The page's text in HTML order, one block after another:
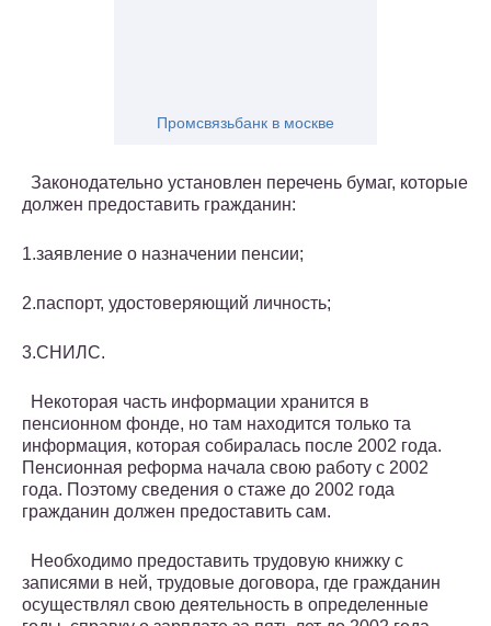
Промсвязьбанк в москве
Законодательно установлен перечень бумаг, которые
должен предоставить гражданин:
1.заявление о назначении пенсии;
2.паспорт, удостоверяющий личность;
3.СНИЛС.
Некоторая часть информации хранится в
пенсионном фонде, но там находится только та
информация, которая собиралась после 2002 года.
Пенсионная реформа начала свою работу с 2002
года. Поэтому сведения о стаже до 2002 года
гражданин должен предоставить сам.
Необходимо предоставить трудовую книжку с
записями в ней, трудовые договора, где гражданин
осуществлял свою деятельность в определенные